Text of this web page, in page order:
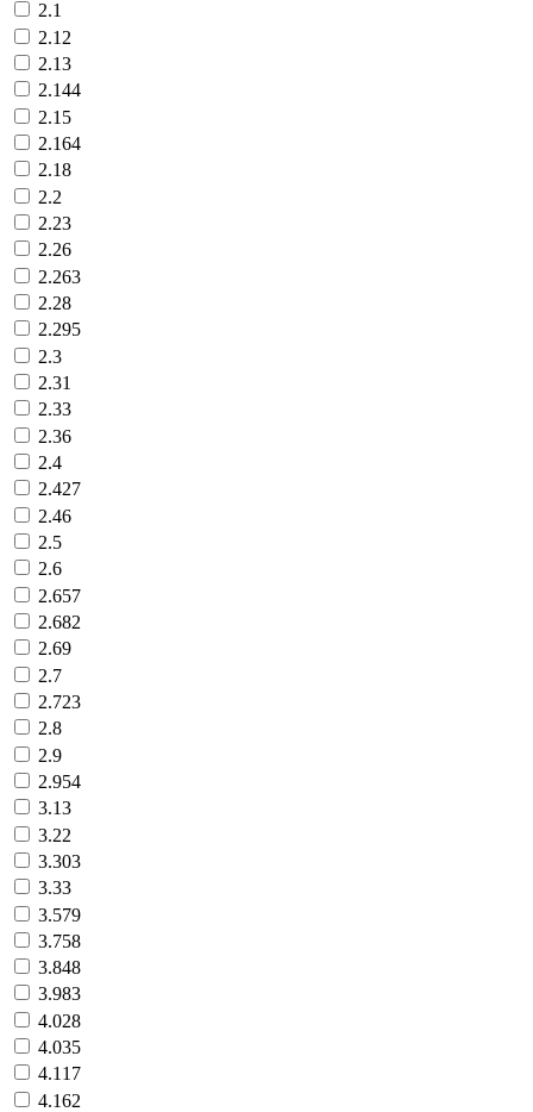
2.1
2.12
2.13
2.144
2.15
2.164
2.18
2.2
2.23
2.26
2.263
2.28
2.295
2.3
2.31
2.33
2.36
2.4
2.427
2.46
2.5
2.6
2.657
2.682
2.69
2.7
2.723
2.8
2.9
2.954
3.13
3.22
3.303
3.33
3.579
3.758
3.848
3.983
4.028
4.035
4.117
4.162